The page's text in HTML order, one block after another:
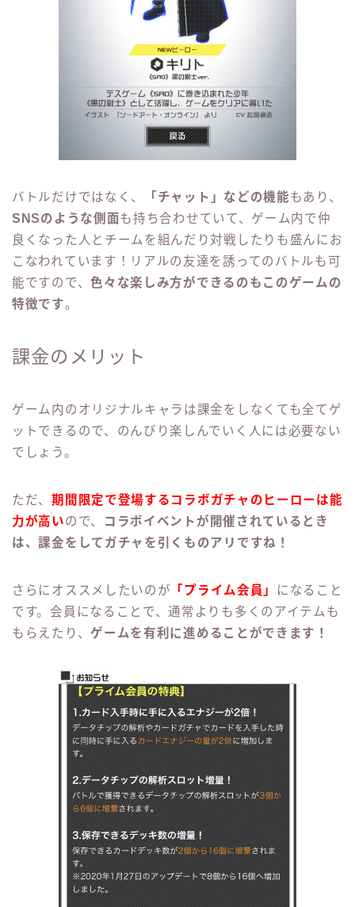
バトルだけではなく、 「チャット」などの機能もあり、
SNSのような側面も持ち合わせていて、ゲーム内で仲
良くなった人とチームを組んだり対戦したりも盛んにお
こなわれています！リアルの友達を誘ってのバトルも可
能ですので、色々な楽しみ方ができるのもこのゲームの
特徴です。
課金のメリット
ゲーム内のオリジナルキャラは課金をしなくても全てゲ
ットできるので、のんびり楽しんでいく人には必要ない
でしょう。
ただ、期間限定で登場するコラボガチャのヒーローは能
力が高いので、
コラボイベントが開催されているとき
は、課金をしてガチャを引くものアリですね！
さらにオススメしたいのが 「プライム会員」
になること
です。会員になることで、通常よりも多くのアイテムも
もらえたり、ゲームを有利に進めることができます！